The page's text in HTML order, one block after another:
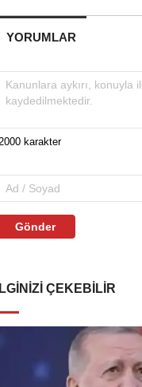
YORUMLAR
Gönder
İLGINIZI ÇEKEBILIR